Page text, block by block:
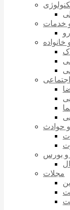
خدمات
و حوادث
و بورس
مجلات